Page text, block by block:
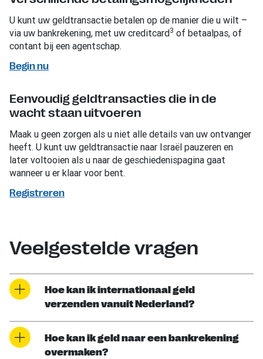
U kunt uw geldtransactie betalen op de manier die u wilt –
via uw bankrekening, met uw creditcard3 of betaalpas, of
contant bij een agentschap.
Begin nu
Eenvoudig geldtransacties die in de
wacht staan uitvoeren
Maak u geen zorgen als u niet alle details van uw ontvanger
heeft. U kunt uw geldtransactie naar Israël pauzeren en
later voltooien als u naar de geschiedenispagina gaat
wanneer u er klaar voor bent.
Registreren
Veelgestelde vragen
Hoe kan ik internationaal geld
verzenden vanuit Nederland?
Hoe kan ik geld naar een bankrekening
overmaken?